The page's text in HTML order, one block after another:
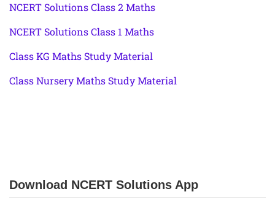
NCERT Solutions Class 2 Maths
NCERT Solutions Class 1 Maths
Class KG Maths Study Material
Class Nursery Maths Study Material
Download NCERT Solutions App